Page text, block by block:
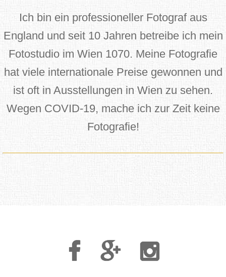
Ich bin ein professioneller Fotograf aus
England und seit 10 Jahren betreibe ich mein
Fotostudio im Wien 1070. Meine Fotografie
hat viele internationale Preise gewonnen und
ist oft in Ausstellungen in Wien zu sehen.
Wegen COVID-19, mache ich zur Zeit keine
Fotografie!
Facebook
Google
Plus
Instagram